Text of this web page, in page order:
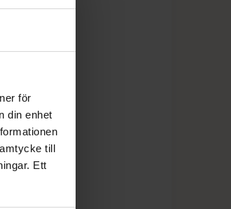
för
din enhet
till
Ett